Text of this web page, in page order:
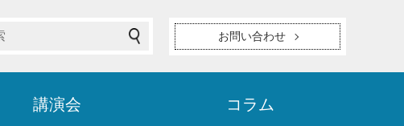
お問い合わせ
講演会 コラム